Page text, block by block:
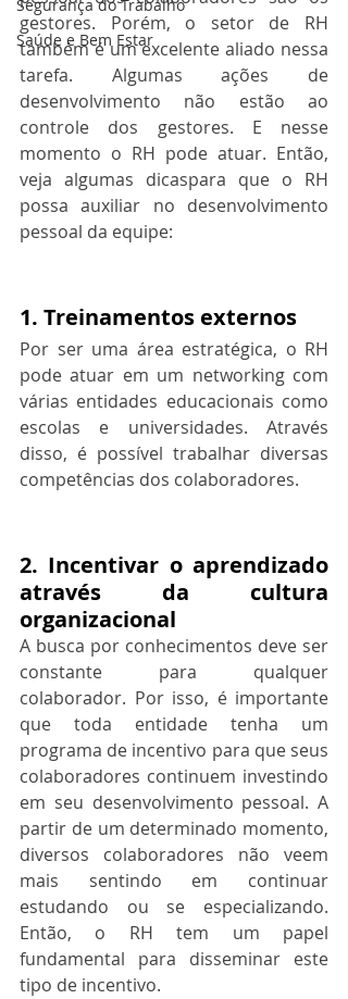
Segurança do Trabalho
Saúde e Bem Estar
gestores. Porém, o setor de RH
também é um excelente aliado nessa
tarefa. Algumas ações de
desenvolvimento não estão ao
controle dos gestores. E nesse
momento o RH pode atuar. Então,
veja algumas dicaspara que o RH
possa auxiliar no desenvolvimento
pessoal da equipe:
1. Treinamentos externos
Por ser uma área estratégica, o RH
pode atuar em um networking com
várias entidades educacionais como
escolas e universidades. Através
disso, é possível trabalhar diversas
competências dos colaboradores.
2. Incentivar o aprendizado
através da cultura
organizacional
A busca por conhecimentos deve ser
constante para qualquer
colaborador. Por isso, é importante
que toda entidade tenha um
programa de incentivo para que seus
colaboradores continuem investindo
em seu desenvolvimento pessoal. A
partir de um determinado momento,
diversos colaboradores não veem
mais sentindo em continuar
estudando ou se especializando.
Então, o RH tem um papel
fundamental para disseminar este
tipo de incentivo.